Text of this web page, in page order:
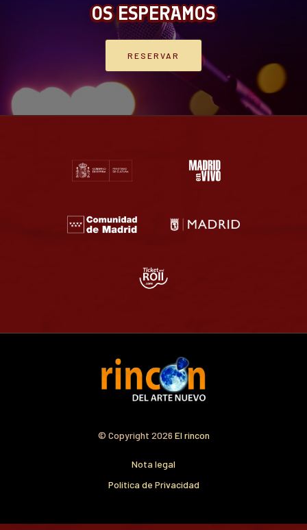
OS ESPERAMOS
RESERVAR
© Copyright 2026 El rincon
Nota legal
Política de Privacidad